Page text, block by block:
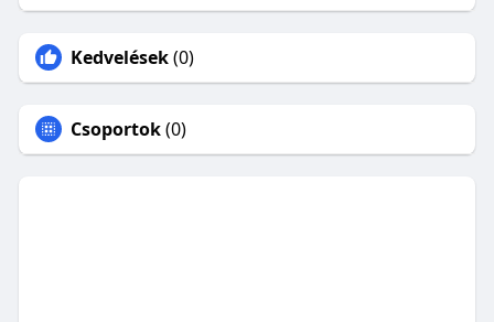
Kedvelések(0)
Csoportok(0)